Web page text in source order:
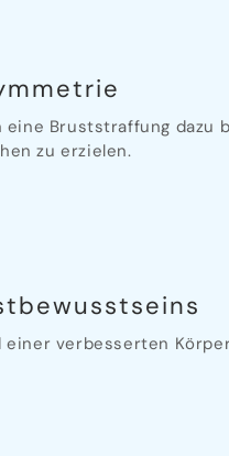
Bruststraffung dazu
zu erzielen.
verbesserten